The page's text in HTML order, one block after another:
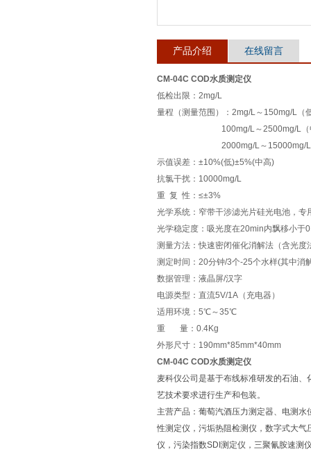
产品介绍 在线留言
CM-04C COD水质测定仪
低检出限：2mg/L
量程（测量范围）：2mg/L～150mg/L（
100mg/L～2500mg/L（
2000mg/L～15000mg/L
示值误差：±10%(低)±5%(中高)
抗氯干扰：10000mg/L
重 复 性：≤±3%
光学系统：窄带干涉滤光片硅光电池，专
光学稳定度：吸光度在20min内飘移小于
测量方法：快速密闭催化消解法（含光度
测定时间：20分钟/3个-25个水样(其中消
数据管理：液晶屏/汉字
电源类型：直流5V/1A（充电器）
适用环境：5℃～35℃
重 量：0.4Kg
外形尺寸：190mm*85mm*40mm
CM-04C COD水质测定仪
麦科仪公司是基于布线标准研发的石油
艺技术要求进行生产和包装。
主营产品：葡萄汽酒压力测定器、电测
性测定仪，污垢热阻检测仪，数字式大
仪，污染指数SDI测定仪，三聚氰胺速测